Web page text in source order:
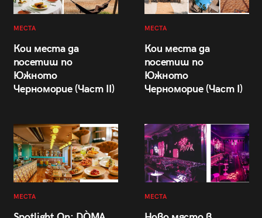
МЕСТА
Кои места да
посетиш по
Южното
Черноморие (Част II)
МЕСТА
Кои места да
посетиш по
Южното
Черноморие (Част I)
МЕСТА МЕСТА